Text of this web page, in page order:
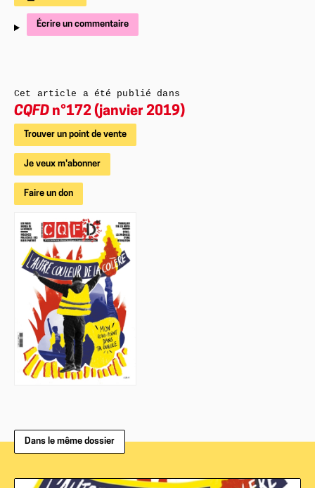
Écrire un commentaire
Cet article a été publié dans
CQFD n°172 (janvier 2019)
Trouver un point de vente
Je veux m'abonner
Faire un don
Dans le même dossier